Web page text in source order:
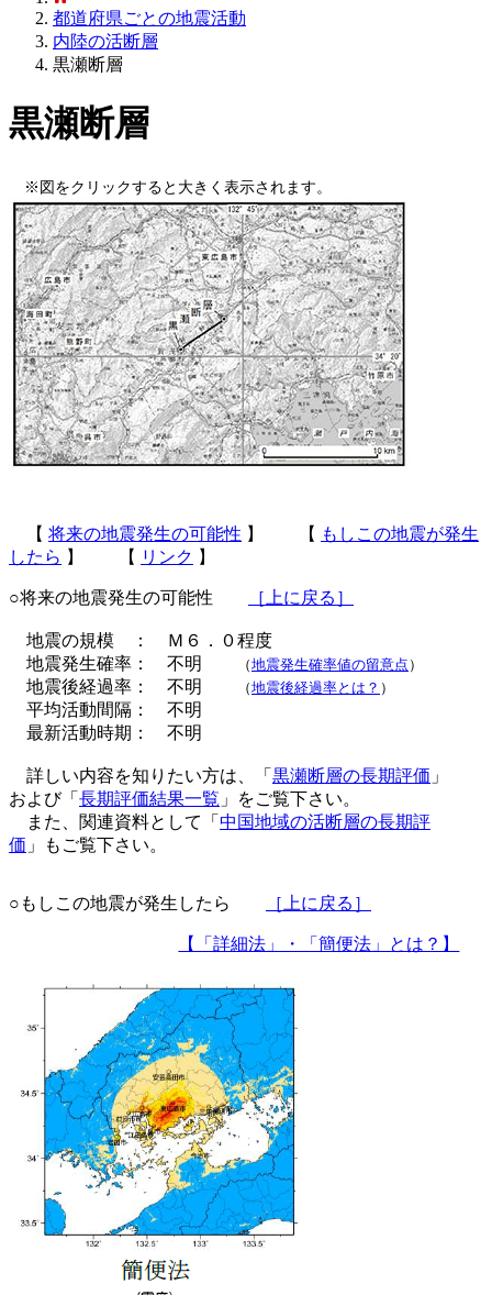
都道府県ごとの地震活動
内陸の活断層
黒瀬断層
黒瀬断層
※図をクリックすると大きく表示されます。
【 将来の地震発生の可能性 】 【 もしこの地震が発生
したら 】 【 リンク 】
○将来の地震発生の可能性 ［上に戻る］
地震の規模 ： Ｍ６．０程度
地震発生確率： 不明
（地震発生確率値の留意点 ）
地震後経過率： 不明 （地震後経過率とは？ ）
平均活動間隔： 不明
最新活動時期： 不明
詳しい内容を知りたい方は、「 黒瀬断層の長期評価 」
および「 長期評価結果一覧 」をご覧下さい。
また、関連資料として「 中国地域の活断層の長期評
価 」もご覧下さい。
○もしこの地震が発生したら ［上に戻る］
【「詳細法」・「簡便法」とは？】